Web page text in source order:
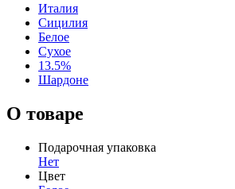
Италия
Сицилия
Белое
Сухое
13.5%
Шардоне
О товаре
Подарочная упаковка
Нет
Цвет